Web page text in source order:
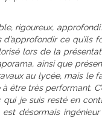
rigoureux,
ce qu’ils
lors de la
ainsi que
au lycée, mais le
être très performant.
qui je suis resté en
désormais ingénieur